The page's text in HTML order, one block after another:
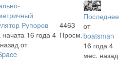
Рупоров
16 года 4
от
4463
Просм.
Последнее
от
boatsman
16 года 4
мес. назад